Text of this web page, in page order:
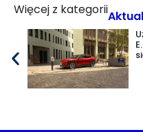
Więcej z kategorii